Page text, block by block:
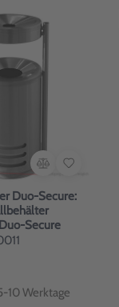
Duo-Secure:
Secure
10 Werktage